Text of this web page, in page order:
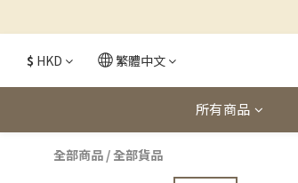
$ HKD 繁體中文
所有商品
全部商品 /全部貨品